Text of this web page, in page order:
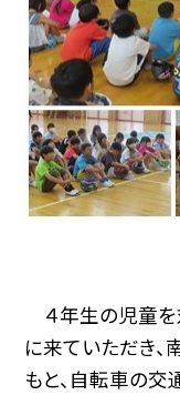
４年生の児童
に来ていただき
もと、自転車の